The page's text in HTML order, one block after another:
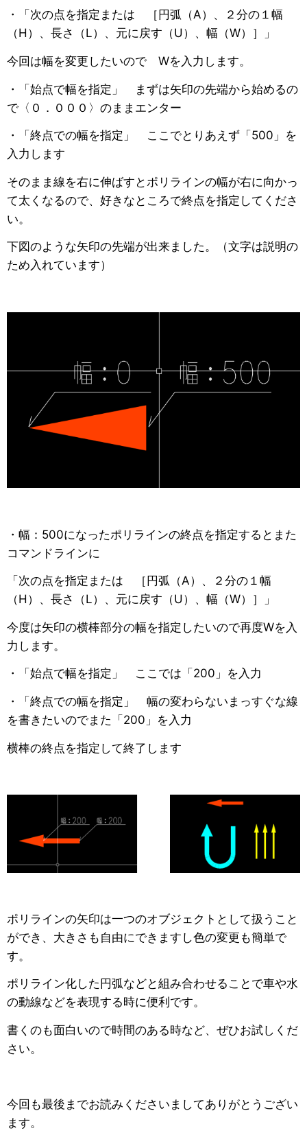
・「次の点を指定または ［円弧（A）、２分の１幅
（H）、長さ（L）、元に戻す（U）、幅（W）］」
今回は幅を変更したいので Wを入力します。
・「始点で幅を指定」 まずは矢印の先端から始めるの
で〈０．０００〉のままエンター
・「終点での幅を指定」 ここでとりあえず「500」を
入力します
そのまま線を右に伸ばすとポリラインの幅が右に向かっ
て太くなるので、好きなところで終点を指定してくださ
い。
下図のような矢印の先端が出来ました。（文字は説明の
ため入れています）
・幅：500になったポリラインの終点を指定するとまた
コマンドラインに
「次の点を指定または ［円弧（A）、２分の１幅
（H）、長さ（L）、元に戻す（U）、幅（W）］」
今度は矢印の横棒部分の幅を指定したいので再度Wを入
力します。
・「始点で幅を指定」 ここでは「200」を入力
・「終点での幅を指定」 幅の変わらないまっすぐな線
を書きたいのでまた「200」を入力
横棒の終点を指定して終了します
ポリラインの矢印は一つのオブジェクトとして扱うこと
ができ、大きさも自由にできますし色の変更も簡単で
す。
ポリライン化した円弧などと組み合わせることで車や水
の動線などを表現する時に便利です。
書くのも面白いので時間のある時など、ぜひお試しくだ
さい。
今回も最後までお読みくださいましてありがとうござい
ます。